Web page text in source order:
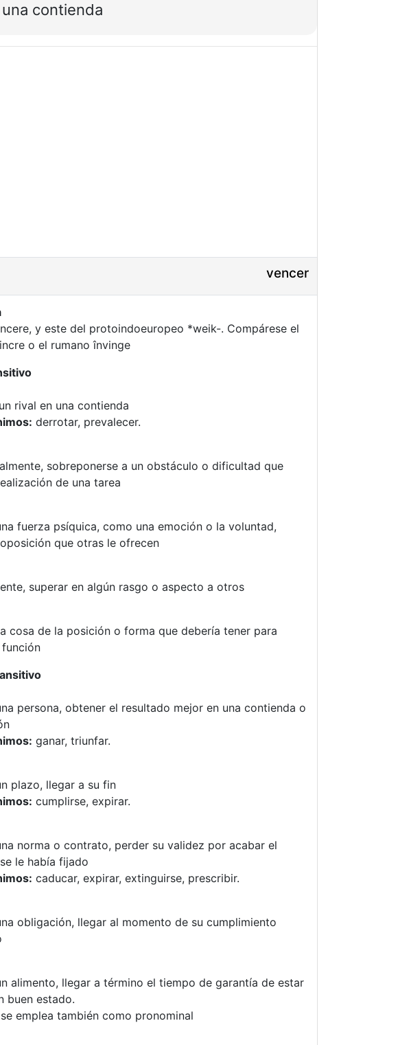
contienda
vencer
y este del protoindoeuropeo *weik-. Compárese el
o el rumano învinge
rival en una contienda
derrotar, prevalecer.
sobreponerse a un obstáculo o dificultad que
de una tarea
fuerza psíquica, como una emoción o la voluntad,
que otras le ofrecen
superar en algún rasgo o aspecto a otros
cosa de la posición o forma que debería tener para
persona, obtener el resultado mejor en una contienda o
ganar, triunfar.
plazo, llegar a su fin
cumplirse, expirar.
norma o contrato, perder su validez por acabar el
le había fijado
caducar, expirar, extinguirse, prescribir.
obligación, llegar al momento de su cumplimiento
alimento, llegar a término el tiempo de garantía de estar
buen estado.
se emplea también como pronominal